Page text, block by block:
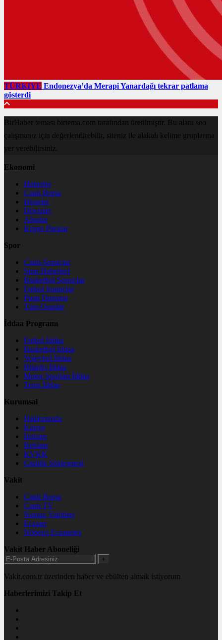
TÜRKIYE Endonezya’da Merapi Yanardağı tekrar patlama
gösterdi
BirHaber teması birtema.com tarafından üretilmiştir. Bu alanı seo
çalışmanız için değerlendirebilir, siteniz ile alakalı kelime gruplarına
yer verebilirsiniz.
Ekonomi
Haberler
Canlı Borsa
Hisseler
Dövizler
Altınlar
Kripto Paralar
Spor
Canlı Sonuçlar
Spor Haberleri
Basketbol Sonuçlar
Futbol Sonuçlar
Puan Durumu
Tüm Oranlar
İddaa Programı
Futbol İddaa
Basketbol İddaa
Voleybol İddaa
Bilardo İddaa
Motor Sporları İddaa
Tenis İddaa
Kurumsal
Hakkımızda
Künye
İletişim
Reklam
KVKK
Gizlilik Sözleşmesi
Vakit
Canlı Borsa
Canlı TV
Namaz Vakitleri
Eczane
Nöbetçi Eczaneler
Vakit Haber Aboneliği
+
Vakit.com.tr üzerinden haber ve ebülten almak istiyorum
Haberlerimizi Takip Et